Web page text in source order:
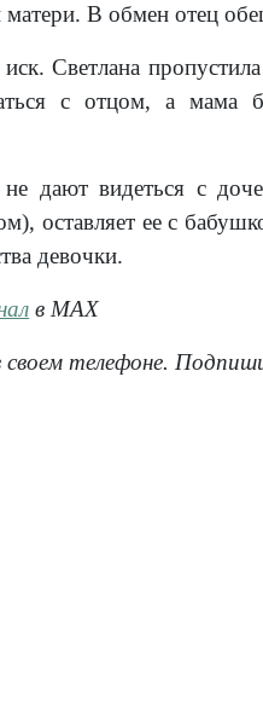
матери. В обмен отец
Светлана
с отцом, а мама
не дают видеться с
оставляет ее с
девочки.
в МАХ
своем телефоне.